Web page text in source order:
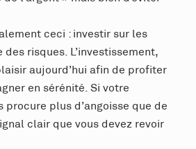
ceci : investir sur les
risques. L’investissement,
aujourd’hui afin de profiter
en sérénité. Si votre
plus d’angoisse que de
clair que vous devez revoir